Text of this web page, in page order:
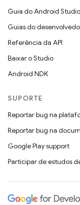
Guia do Android Studio
Guias do
Referência da API
Baixar o Studio
Android NDK
SUPORTE
Reportar bug na
Reportar bug na
Google Play support
Participar de estudos